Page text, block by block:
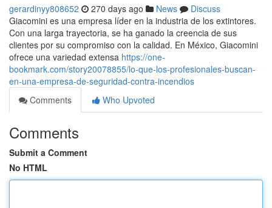
gerardinyy808652 270 days ago News
Discuss
Giacomini es una empresa líder en la industria de los extintores.
Con una larga trayectoria, se ha ganado la creencia de sus
clientes por su compromiso con la calidad. En México, Giacomini
ofrece una variedad extensa https://one-
bookmark.com/story20078855/lo-que-los-profesionales-buscan-
en-una-empresa-de-seguridad-contra-incendios
Comments
Who Upvoted
Comments
Submit a Comment
No HTML